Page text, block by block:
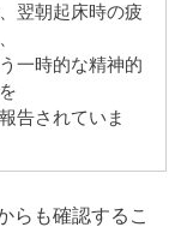
翌朝起床時の疲
一時的な精神的
告されていま
らも確認するこ